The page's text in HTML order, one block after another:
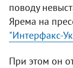
поводу
Ярема на
"Интерфакс-
При этом он